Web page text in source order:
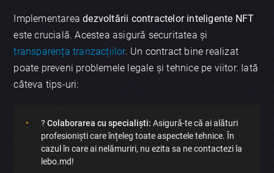
Implementareadezvoltării contractelor inteligente NFT
este crucială. Acestea asigură securitatea și
transparența tranzacțiilor. Un contract bine realizat
poate preveni problemele legale și tehnice pe viitor. Iată
câteva tips-uri:
?Colaborarea cu specialiști: Asigură-te că ai alături
profesioniști care înțeleg toate aspectele tehnice. În
cazul în care ai nelămuriri, nu ezita sa ne contactezi la
lebo.md!